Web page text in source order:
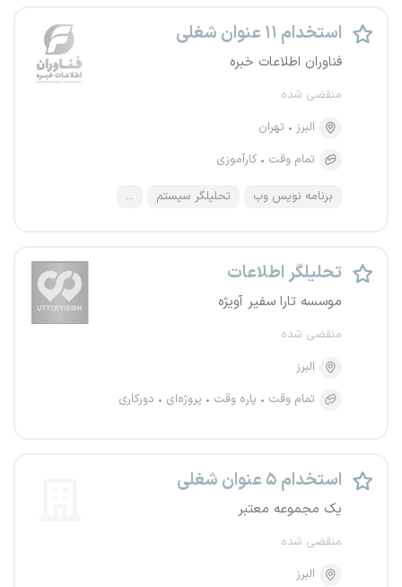
استخدام ۱۱ عنوان شغلی
فناوران اطلاعات خبره
منقضی شده
البرز
تهران
تمام وقت
کارآموزی
برنامه نویس وب تحلیلگر سیستم ...
تحلیلگر اطلاعات
موسسه تارا سفیر آویژه
منقضی شده
البرز
تمام وقت
پاره وقت پروژه‌ای دورکاری
استخدام ۵ عنوان شغلی
یک مجموعه معتبر
منقضی شده
البرز